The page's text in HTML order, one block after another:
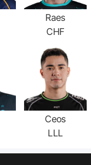
Raes
CHF
Ceos
LLL